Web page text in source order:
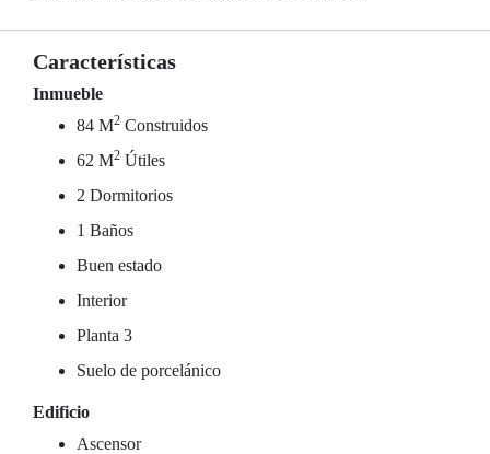
Características
Inmueble
84 M2 Construidos
62 M2 Útiles
2 Dormitorios
1 Baños
Buen estado
Interior
Planta 3
Suelo de porcelánico
Edificio
Ascensor